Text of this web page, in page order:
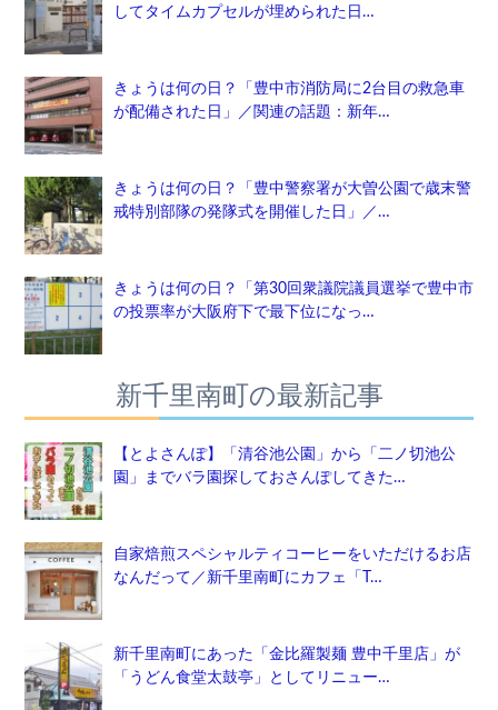
してタイムカプセルが埋められた日…
きょうは何の日？「豊中市消防局に2台目の救急車
が配備された日」／関連の話題：新年…
きょうは何の日？「豊中警察署が大曽公園で歳末警
戒特別部隊の発隊式を開催した日」／…
きょうは何の日？「第30回衆議院議員選挙で豊中市
の投票率が大阪府下で最下位になっ…
新千里南町の最新記事
【とよさんぽ】「清谷池公園」から「二ノ切池公
園」までバラ園探しておさんぽしてきた…
自家焙煎スペシャルティコーヒーをいただけるお店
なんだって／新千里南町にカフェ「T…
新千里南町にあった「金比羅製麺 豊中千里店」が
「うどん食堂太鼓亭」としてリニュー…